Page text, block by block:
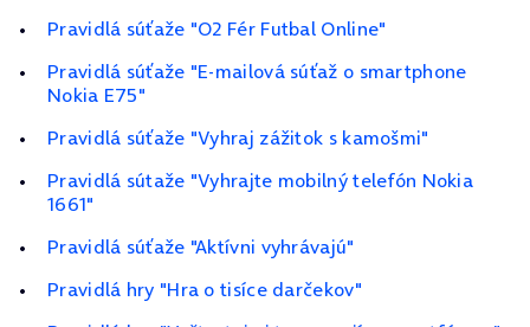
Pravidlá súťaže "O2 Fér Futbal Online"
Pravidlá súťaže "E-mailová súťaž o smartphone
Nokia E75"
Pravidlá súťaže "Vyhraj zážitok s kamošmi"
Pravidlá sútaže "Vyhrajte mobilný telefón Nokia
1661"
Pravidlá súťaže "Aktívni vyhrávajú"
Pravidlá hry "Hra o tisíce darčekov"